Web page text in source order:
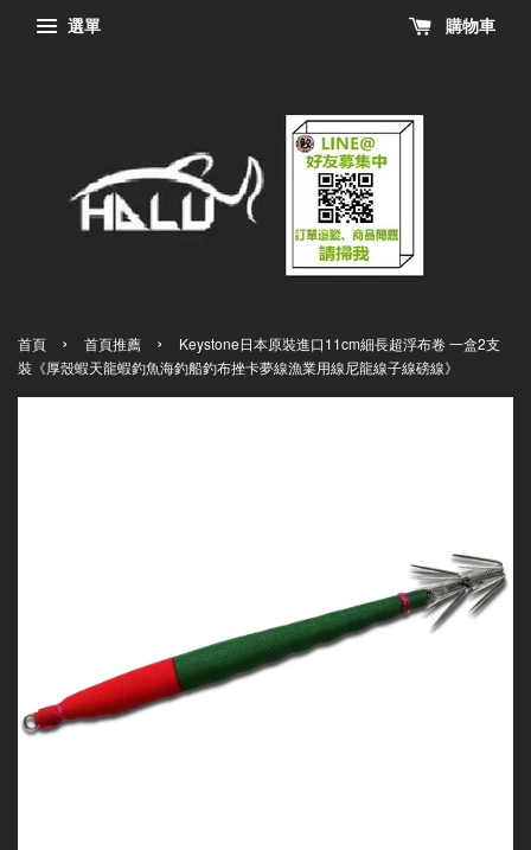
選單 購物車
首頁 › 首頁推薦 ›
Keystone日本原裝進口11cm細長超浮布卷 一盒2支
裝《厚殼蝦天龍蝦釣魚海釣船釣布挫卡夢線漁業用線尼龍線子線磅線》